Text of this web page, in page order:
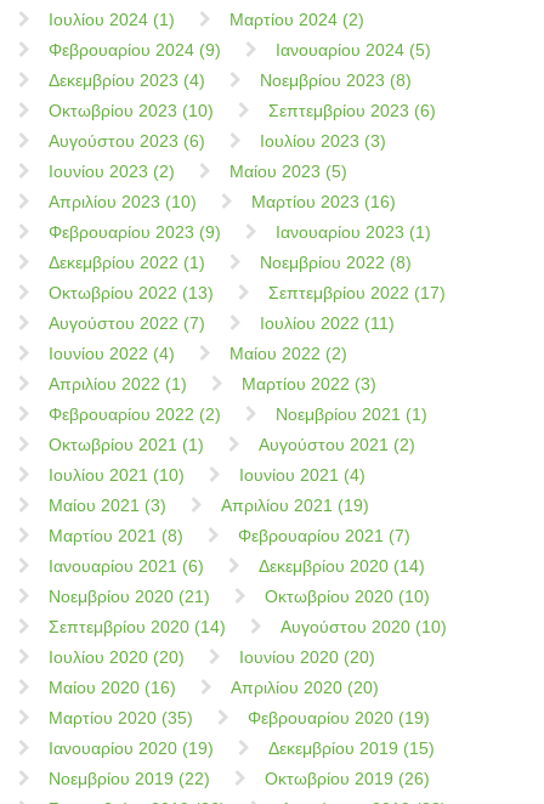
Ιουλίου 2024 (1)
Μαρτίου 2024 (2)
Φεβρουαρίου 2024 (9)
Ιανουαρίου 2024 (5)
Δεκεμβρίου 2023 (4)
Νοεμβρίου 2023 (8)
Οκτωβρίου 2023 (10)
Σεπτεμβρίου 2023 (6)
Αυγούστου 2023 (6)
Ιουλίου 2023 (3)
Ιουνίου 2023 (2)
Μαίου 2023 (5)
Απριλίου 2023 (10)
Μαρτίου 2023 (16)
Φεβρουαρίου 2023 (9)
Ιανουαρίου 2023 (1)
Δεκεμβρίου 2022 (1)
Νοεμβρίου 2022 (8)
Οκτωβρίου 2022 (13)
Σεπτεμβρίου 2022 (17)
Αυγούστου 2022 (7)
Ιουλίου 2022 (11)
Ιουνίου 2022 (4)
Μαίου 2022 (2)
Απριλίου 2022 (1)
Μαρτίου 2022 (3)
Φεβρουαρίου 2022 (2)
Νοεμβρίου 2021 (1)
Οκτωβρίου 2021 (1)
Αυγούστου 2021 (2)
Ιουλίου 2021 (10)
Ιουνίου 2021 (4)
Μαίου 2021 (3)
Απριλίου 2021 (19)
Μαρτίου 2021 (8)
Φεβρουαρίου 2021 (7)
Ιανουαρίου 2021 (6)
Δεκεμβρίου 2020 (14)
Νοεμβρίου 2020 (21)
Οκτωβρίου 2020 (10)
Σεπτεμβρίου 2020 (14)
Αυγούστου 2020 (10)
Ιουλίου 2020 (20)
Ιουνίου 2020 (20)
Μαίου 2020 (16)
Απριλίου 2020 (20)
Μαρτίου 2020 (35)
Φεβρουαρίου 2020 (19)
Ιανουαρίου 2020 (19)
Δεκεμβρίου 2019 (15)
Νοεμβρίου 2019 (22)
Οκτωβρίου 2019 (26)